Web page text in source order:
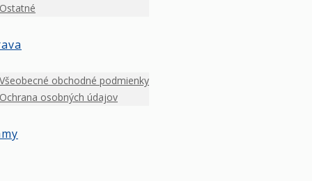
Ostatné
Všeobecné obchodné podmienky
Ochrana osobných údajov